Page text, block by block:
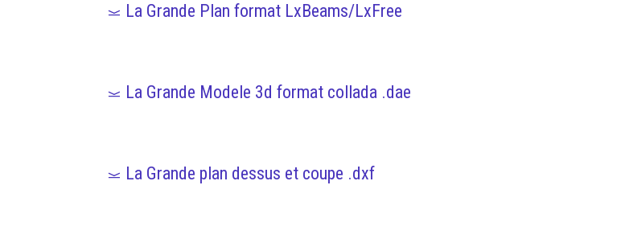
La Grande Plan format LxBeams/LxFree
La Grande Modele 3d format collada .dae
La Grande plan dessus et coupe .dxf